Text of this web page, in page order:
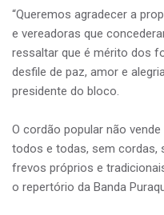
“Queremos agradecer a
e vereadoras que
ressaltar que é mérito dos
desfile de paz, amor e
presidente do bloco.
O cordão popular não
todos e todas, sem cordas,
frevos próprios e
o repertório da Banda